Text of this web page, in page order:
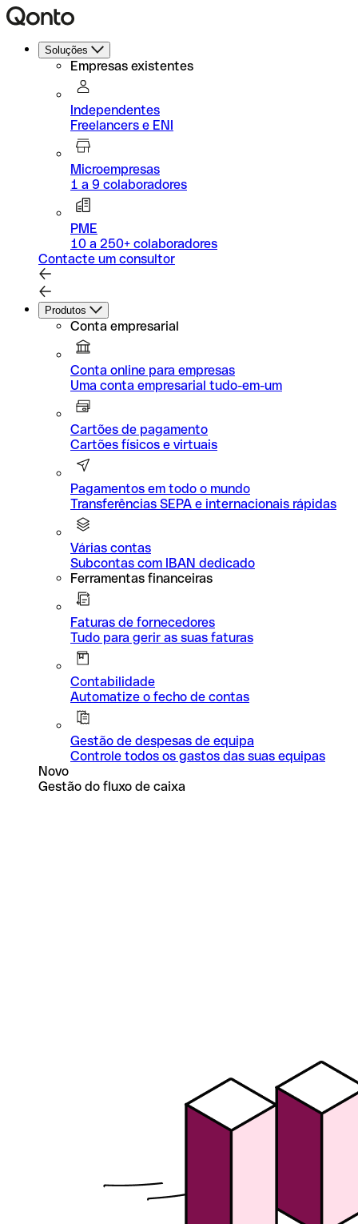
Soluções
Empresas existentes
Independentes
Freelancers e ENI
Microempresas
1 a 9 colaboradores
PME
10 a 250+ colaboradores
Contacte um consultor
Produtos
Conta empresarial
Conta online para empresas
Uma conta empresarial tudo-em-um
Cartões de pagamento
Cartões físicos e virtuais
Pagamentos em todo o mundo
Transferências SEPA e internacionais rápidas
Várias contas
Subcontas com IBAN dedicado
Ferramentas financeiras
Faturas de fornecedores
Tudo para gerir as suas faturas
Contabilidade
Automatize o fecho de contas
Gestão de despesas de equipa
Controle todos os gastos das suas equipas
Novo
Gestão do fluxo de caixa